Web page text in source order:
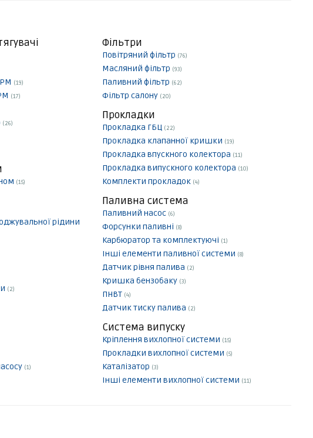
(19)
(17)
(26)
Фільтри
Повітряний фільтр (76)
Масляний фільтр (93)
Паливний фільтр (62)
Фільтр салону (20)
Прокладки
Прокладка ГБЦ (22)
Прокладка клапанної кришки (19)
Прокладка впускного колектора (11)
Прокладка випускного колектора (10)
Комплекти прокладок (4)
(15)
рідини
(2)
Паливна система
Паливний насос (6)
Форсунки паливні (8)
Карбюратор та комплектуючі (1)
Інші елементи паливної системи (8)
Датчик рівня палива (2)
Кришка бензобаку (3)
ПНВТ (4)
Датчик тиску палива (2)
Система випуску
Кріплення вихлопної системи (15)
Прокладки вихлопної системи (5)
Каталізатор (3)
Інші елементи вихлопної системи (11)
(1)